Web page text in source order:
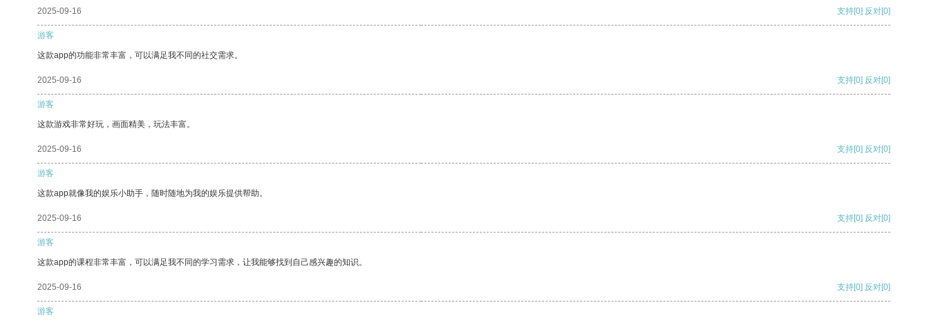
2025-09-16 支持[0] 反对[0]
游客
这款app的功能非常丰富，可以满足我不同的社交需求。
2025-09-16 支持[0] 反对[0]
游客
这款游戏非常好玩，画面精美，玩法丰富。
2025-09-16 支持[0] 反对[0]
游客
这款app就像我的娱乐小助手，随时随地为我的娱乐提供帮助。
2025-09-16 支持[0] 反对[0]
游客
这款app的课程非常丰富，可以满足我不同的学习需求，让我能够找到自己感兴趣的知识。
2025-09-16 支持[0] 反对[0]
游客